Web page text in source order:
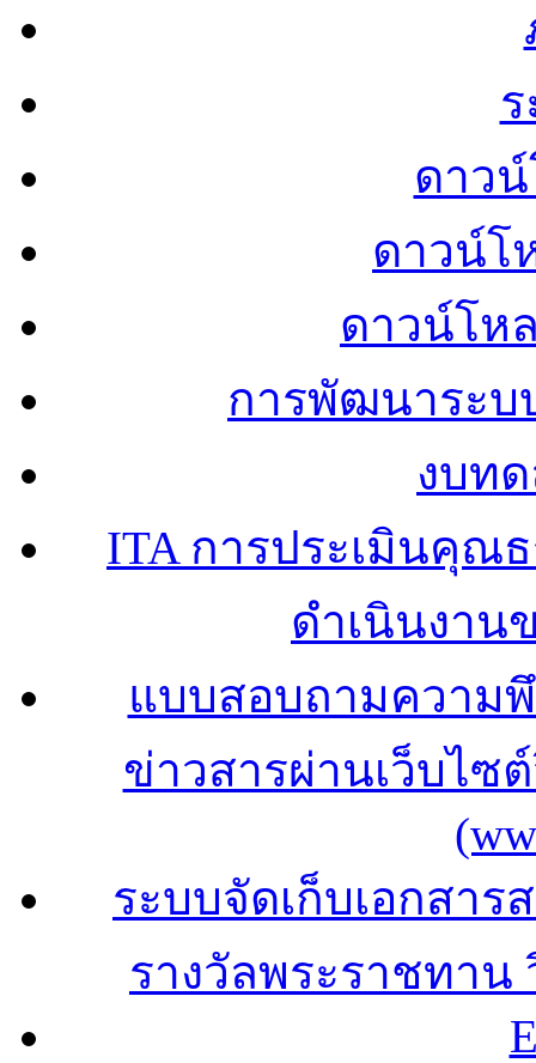
ดาว
ดาวน์โ
ดาวน์โห
การพัฒนาระ
งบท
ITA การประเมินคุณ
ดำเนินงาน
แบบสอบถามความ
ข่าวสารผ่านเว็บไซ
ระบบจัดเก็บเอกสา
รางวัลพระราชทา